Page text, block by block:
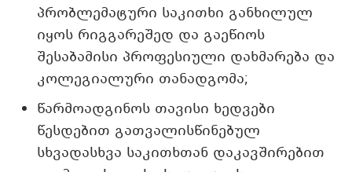
პრობლემატური საკითხი განხილულ
იყოს რიგგარეშედ და გაეწიოს
შესაბამისი პროფესიული დახმარება და
კოლეგიალური თანადგომა;
წარმოადგინოს თავისი ხედვები
წესდებით გათვალისწინებულ
სხვადასხვა საკითხთან დაკავშირებით